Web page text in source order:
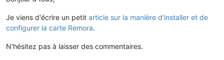
Je viens d'écrire un petit article sur la manière d'installer et de
configurer la carte Remora.
N'hésitez pas à laisser des commentaires.